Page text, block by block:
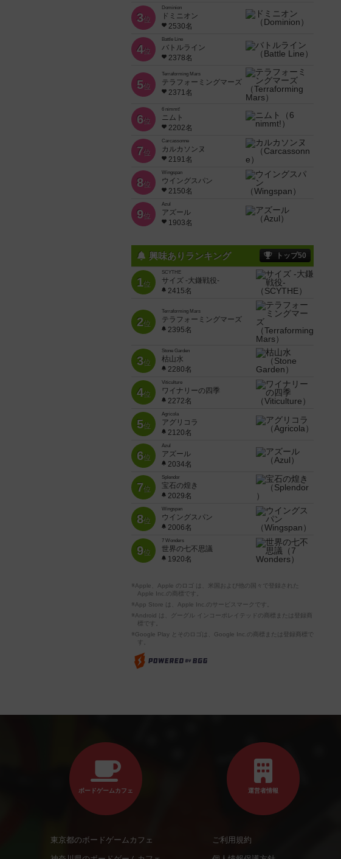
3位
Dominion
ドミニオン
2530名
4位
Battle Line
バトルライン
2378名
5位
Terraforming Mars
テラフォーミングマーズ
2371名
6位
6 nimmt!
ニムト
2202名
7位
Carcassonne
カルカソンヌ
2191名
8位
Wingspan
ウイングスパン
2150名
9位
Azul
アズール
1903名
興味ありランキング トップ50
1位
SCYTHE
サイズ -大鎌戦役-
2415名
2位
Terraforming Mars
テラフォーミングマーズ
2395名
3位
Stone Garden
枯山水
2280名
4位
Viticulture
ワイナリーの四季
2272名
5位
Agricola
アグリコラ
2120名
6位
Azul
アズール
2034名
7位
Splendor
宝石の煌き
2029名
8位
Wingspan
ウイングスパン
2006名
9位
7 Wonders
世界の七不思議
1920名
※Apple、Apple のロゴ は、米国および他の国々で登録された
Apple Inc.の商標です。
※App Store は、Apple Inc.のサービスマークです。
※Android は、グーグル インコーポレイテッドの商標または登録商
標です。
※Google Play とそのロゴは、Google Inc.の商標または登録商標で
す。
ボードゲームカフェ
東京都のボードゲームカフェ
運営者情報
ご利用規約